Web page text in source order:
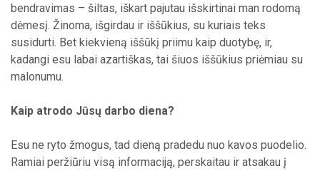
bendravimas – šiltas, iškart pajutau išskirtinai man rodomą
dėmesį. Žinoma, išgirdau ir iššūkius, su kuriais teks
susidurti. Bet kiekvieną iššūkį priimu kaip duotybę, ir,
kadangi esu labai azartiškas, tai šiuos iššūkius priėmiau su
malonumu.
Kaip atrodo Jūsų darbo diena?
Esu ne ryto žmogus, tad dieną pradedu nuo kavos puodelio.
Ramiai peržiūriu visą informaciją, perskaitau ir atsakau į